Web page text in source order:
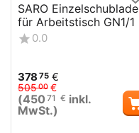
SARO Einzelschublade
für Arbeitstisch GN1/1
0.0
378 75 €
50500 €
(450 71 € inkl.
MwSt.)